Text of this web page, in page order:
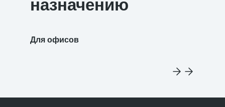
назначению
Для офисов